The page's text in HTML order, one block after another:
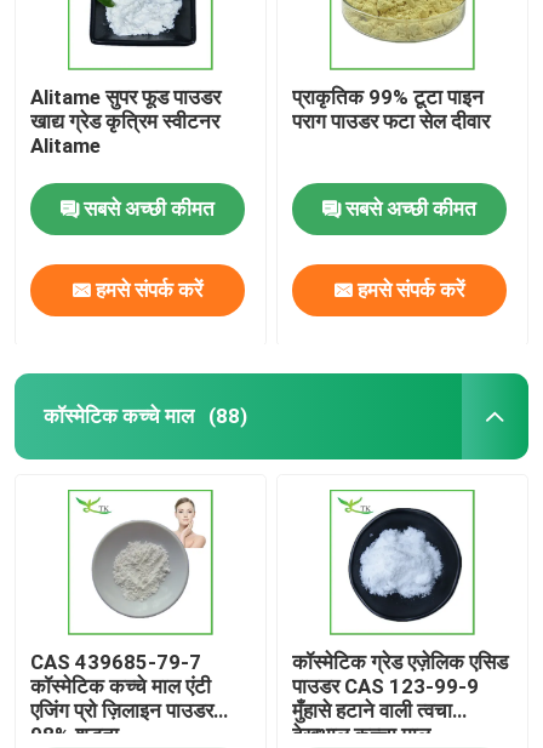
Alitame सुपर फूड पाउडर
खाद्य ग्रेड कृत्रिम स्वीटनर
Alitame
सबसे अच्छी कीमत
हमसे संपर्क करें
प्राकृतिक 99% टूटा पाइन
पराग पाउडर फटा सेल दीवार
सबसे अच्छी कीमत
हमसे संपर्क करें
कॉस्मेटिक कच्चे माल (88)
CAS 439685-79-7
कॉस्मेटिक कच्चे माल एंटी
एजिंग प्रो ज़िलाइन पाउडर
98% शुद्धता
कॉस्मेटिक ग्रेड एज़ेलिक एसिड
पाउडर CAS 123-99-9
मुँहासे हटाने वाली त्वचा
देखभाल कच्चा माल